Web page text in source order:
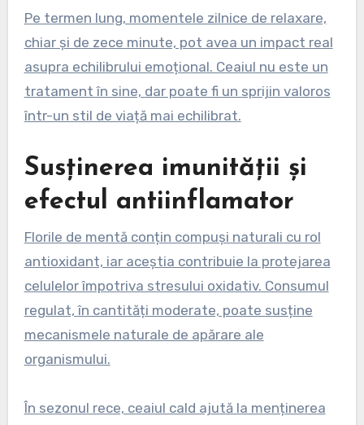
Pe termen lung, momentele zilnice de relaxare,
chiar și de zece minute, pot avea un impact real
asupra echilibrului emoțional. Ceaiul nu este un
tratament în sine, dar poate fi un sprijin valoros
într-un stil de viață mai echilibrat.
Susținerea imunității și
efectul antiinflamator
Florile de mentă conțin compuși naturali cu rol
antioxidant, iar aceștia contribuie la protejarea
celulelor împotriva stresului oxidativ. Consumul
regulat, în cantități moderate, poate susține
mecanismele naturale de apărare ale
organismului.
În sezonul rece, ceaiul cald ajută la menținerea